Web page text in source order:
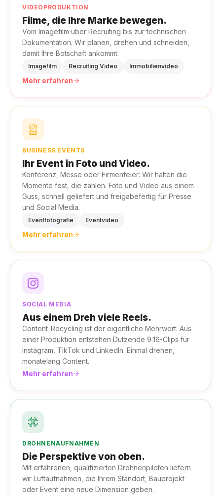
VIDEOPRODUKTION
Filme, die Ihre Marke bewegen.
Vom Imagefilm über Recruiting bis zur technischen
Dokumentation. Wir planen, drehen und schneiden,
damit Ihre Botschaft ankommt.
Imagefilm Recruiting Video Immobilienvideo
Mehr erfahren
BUSINESS EVENTS
Ihr Event in Foto und Video.
Konferenz, Messe oder Firmenfeier: Wir halten die
Momente fest, die zählen. Foto und Video aus einem
Guss, schnell geliefert und freigabefertig für Presse
und Social Media.
Eventfotografie Eventvideo
Mehr erfahren
SOCIAL MEDIA
Aus einem Dreh viele Reels.
Content-Recycling ist der eigentliche Mehrwert: Aus
einer Produktion entstehen Dutzende 9:16-Clips für
Instagram, TikTok und LinkedIn. Einmal drehen,
monatelang Content.
Mehr erfahren
DROHNENAUFNAHMEN
Die Perspektive von oben.
Mit erfahrenen, qualifizierten Drohnenpiloten liefern
wir Luftaufnahmen, die Ihrem Standort, Bauprojekt
oder Event eine neue Dimension geben.